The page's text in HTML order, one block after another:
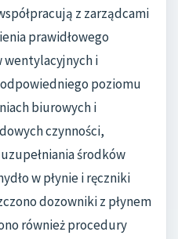
z zarządcami
prawidłowego
wentylacyjnych i
poziomu
biurowych i
czynności,
środków
w płynie i ręczniki
dozowniki z płynem
również procedury